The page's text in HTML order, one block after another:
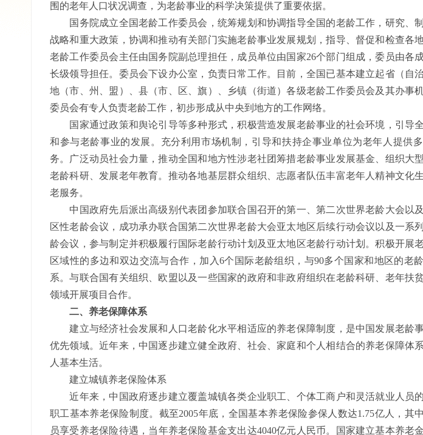
围的老年人口状况调查，为老龄事业的科学决策提供了重要依据。
国务院成立全国老龄工作委员会，统筹规划和协调指导全国的老龄工作，研究、
战略和重大政策，协调和推动有关部门实施老龄事业发展规划，指导、督促和检查各
老龄工作委员会主任由国务院副总理担任，成员单位由国家26个部门组成，委员由各
长级领导担任。委员会下设办公室，负责日常工作。目前，全国已基本建立起省（自
地（市、州、盟）、县（市、区、旗）、乡镇（街道）各级老龄工作委员会及其办事
委员会有专人负责老龄工作，初步形成从中央到地方的工作网络。
国家通过政策和舆论引导等多种形式，积极营造发展老龄事业的社会环境，引导
和参与老龄事业的发展。充分利用市场机制，引导和扶持企事业单位为老年人提供
务。广泛动员社会力量，推动全国和地方性涉老社团筹措老龄事业发展基金、组织大
老龄科研、发展老年教育。推动各地基层群众组织、志愿者队伍丰富老年人精神文化
老服务。
中国政府先后派出高级别代表团参加联合国召开的第一、第二次世界老龄大会以
区性老龄会议，成功承办联合国第二次世界老龄大会亚太地区后续行动会议以及一系
龄会议，参与制定并积极履行国际老龄行动计划及亚太地区老龄行动计划。积极开展
区域性的多边和双边交流与合作，加入6个国际老龄组织，与90多个国家和地区的老
系。与联合国有关组织、欧盟以及一些国家的政府和非政府组织在老龄科研、老年扶
领域开展项目合作。
二、养老保障体系
建立与经济社会发展和人口老龄化水平相适应的养老保障制度，是中国发展老龄
优先领域。近年来，中国逐步建立健全政府、社会、家庭和个人相结合的养老保障体
人基本生活。
建立城镇养老保险体系
近年来，中国政府逐步建立覆盖城镇各类企业职工、个体工商户和灵活就业人员
职工基本养老保险制度。截至2005年底，全国基本养老保险参保人数达1.75亿人，其
员享受养老保险待遇，当年养老保险基金支出达4040亿元人民币。国家建立基本养老